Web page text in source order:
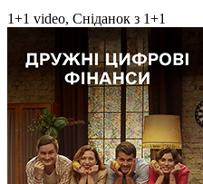
1+1 video, Сніданок з 1+1